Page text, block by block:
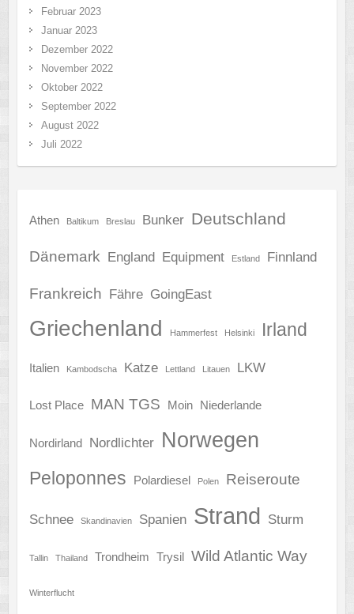
Februar 2023
Januar 2023
Dezember 2022
November 2022
Oktober 2022
September 2022
August 2022
Juli 2022
Athen Baltikum Breslau Bunker Deutschland
Dänemark England Equipment Estland Finnland
Frankreich Fähre GoingEast
Griechenland Hammerfest Helsinki Irland
Italien Kambodscha Katze Lettland Litauen LKW
Lost Place MAN TGS Moin Niederlande
Nordirland Nordlichter Norwegen
Peloponnes Polardiesel Polen Reiseroute
Schnee Skandinavien Spanien Strand Sturm
Tallin Thailand Trondheim Trysil Wild Atlantic Way
Winterflucht